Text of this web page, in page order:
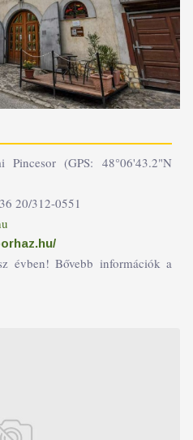
Pincesor (GPS: 48°06'43.2"N
20/312-0551
évben! Bővebb információk a